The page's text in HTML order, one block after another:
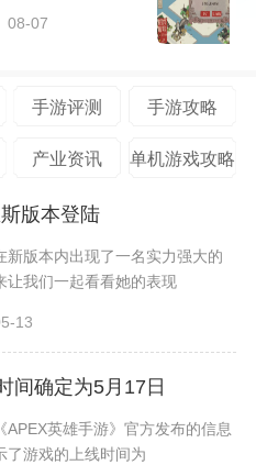
08-07
手游评测 手游攻略
产业资讯 单机游戏攻略
版本登陆
新版本内出现了一名实力强大的
让我们一起看看她的表现
13
间确定为5月17日
APEX英雄手游》官方发布的信息
了游戏的上线时间为